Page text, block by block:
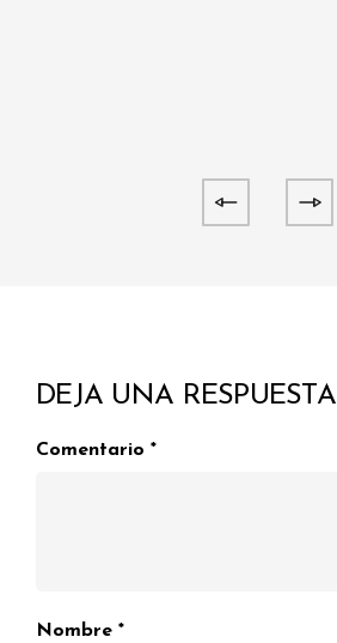
DEJA UNA RESPUESTA
Comentario *
Nombre *